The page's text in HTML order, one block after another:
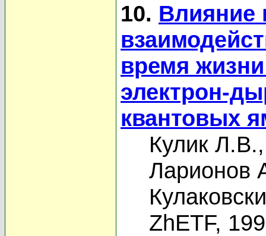
10. Влияние
время
электрон-
квантовых
Кулик Л.В.
Ларионов
ZhETF,